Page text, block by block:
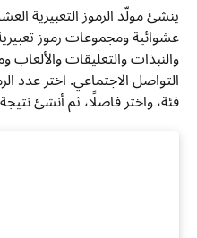
ينشئ مولّد الرموز التعبيرية
عشوائية ومجموعات رموز
والنبذات والتعليقات
التواصل الاجتماعي. اختر عدد
فئة، واختر فاصلًا، ثم أنشئ